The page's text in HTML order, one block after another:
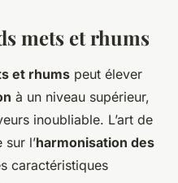
mets et rhums
et rhums peut élever
à un niveau supérieur,
inoubliable. L’art de
l’harmonisation des
caractéristiques